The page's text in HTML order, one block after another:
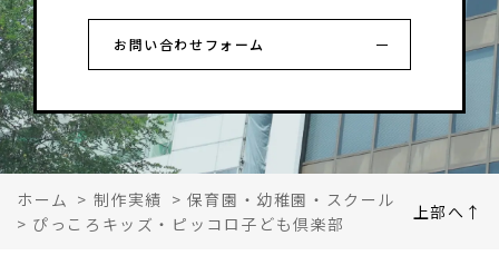
お問い合わせフォーム
ホーム > 制作実績 > 保育園・幼稚園・スクール
> ぴっころキッズ・ピッコロ子ども倶楽部
上部へ↑